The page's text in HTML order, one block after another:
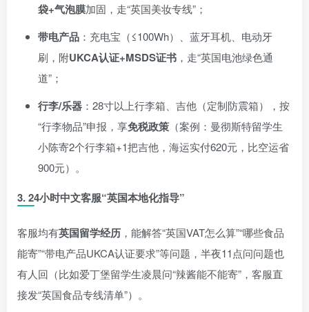
袋+气泡膜加固，走“英国美妆专线”；
带电产品 ：充电宝（≤100Wh）、蓝牙耳机、电动牙
刷，附UKCA认证+MSDS证书 ，走“英国电池绿色通
道”；
行李/乐器 ：28寸以上行李箱、吉他（定制防震箱），按
“行李物品”申报，享免税政策 （案例：曼彻斯特留学生
小陈寄2个行李箱+1把吉他，海运实付620元，比空运省
900元）。
3.24小时中文客服“英国本地化指导”
客服均有英国留学经历 ，能解答“英国VAT怎么算”“哪些食品
能寄”“带电产品UKCA认证要求”等问题，半夜11点问问题也
有人回（比如爱丁堡留学生凌晨问“辣酱能不能寄”，客服直
接发“英国食品专线清单”）。